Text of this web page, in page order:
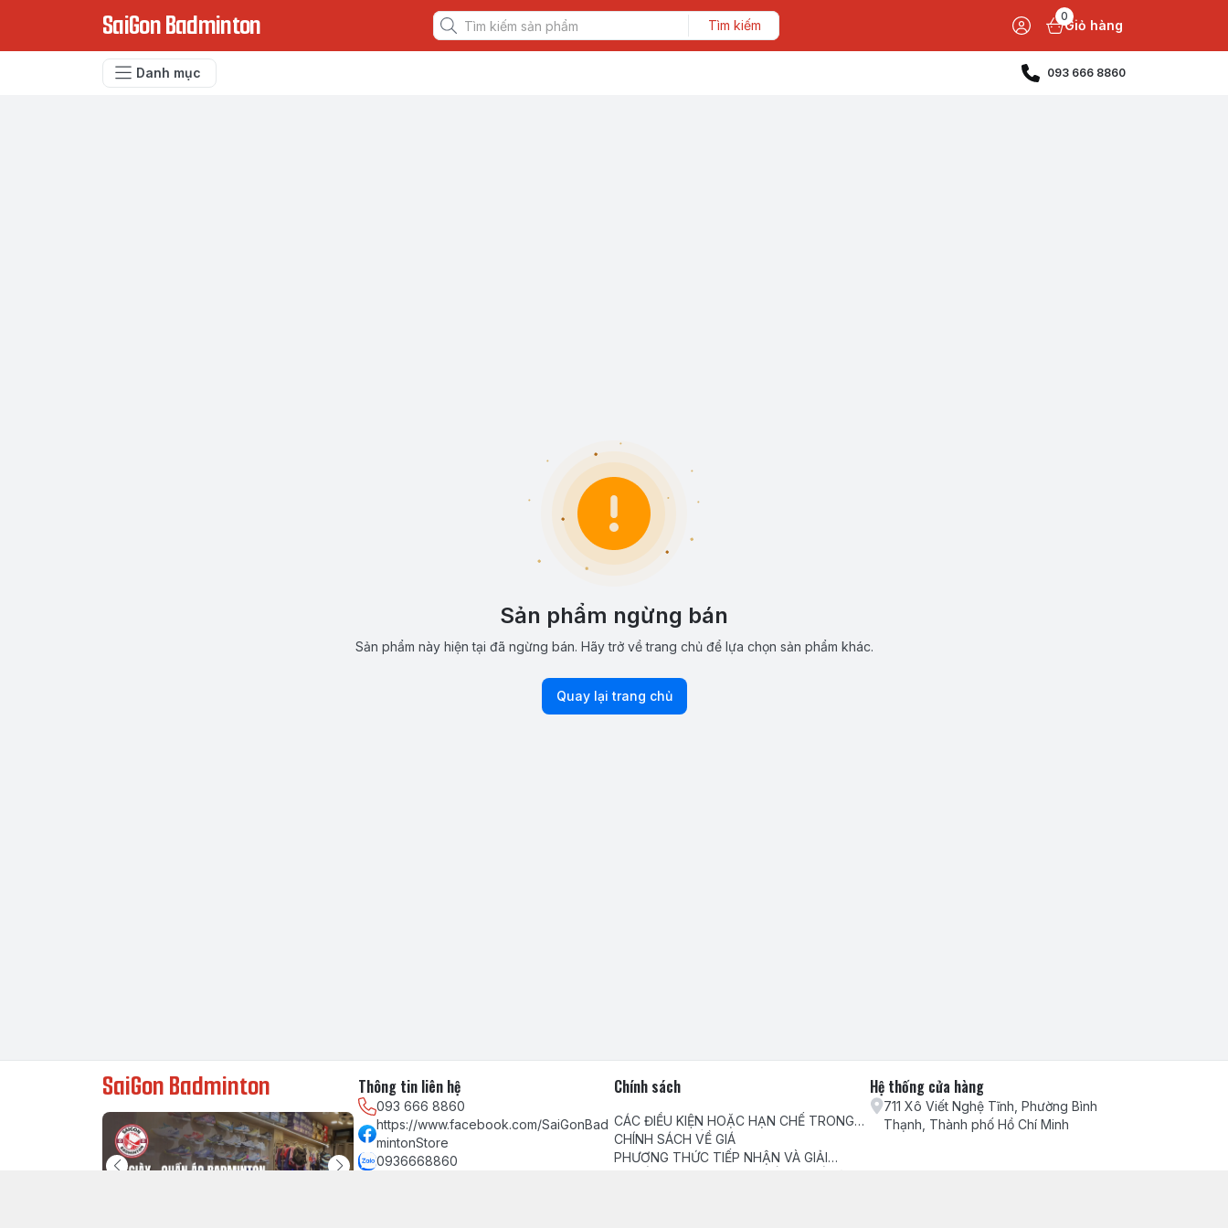
SaiGon Badminton Tìm kiếm
0
Giỏ hàng
Danh mục 093 666 8860
Sản phẩm ngừng bán
Sản phẩm này hiện tại đã ngừng bán. Hãy trở về trang chủ để lựa chọn sản phẩm khác.
Quay lại trang chủ
SaiGon Badminton Thông tin liên hệ
093 666 8860
https://www.facebook.com/SaiGonBad
mintonStore
0936668860
Chính sách
CÁC ĐIỀU KIỆN HOẶC HẠN CHẾ TRONG
VIỆC CUNG CẤP HÀNG HÓA, DỊCH VỤ
CHÍNH SÁCH VỀ GIÁ
PHƯƠNG THỨC TIẾP NHẬN VÀ GIẢI
Hệ thống cửa hàng
711 Xô Viết Nghệ Tĩnh, Phường Bình
Thạnh, Thành phố Hồ Chí Minh